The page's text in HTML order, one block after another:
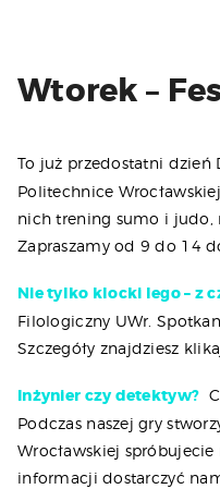
Wtorek –
To już przedostatni dzień
Politechnice
nich trening sumo i judo,
Zapraszamy od 9 do 14
Nie tylko klocki lego – z
Filologiczny UWr.
Szczegóły znajdziesz
Inżynier czy detektyw?
Podczas naszej gry
Wrocławskiej
informacji dostarczyć